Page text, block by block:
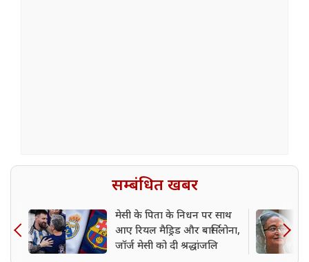
सम्बंधित खबर
मेसी के पिता के निधन पर साथ
आए रियल मैड्रिड और बार्सिलोना,
जॉर्ज मेसी को दी श्रद्धांजलि